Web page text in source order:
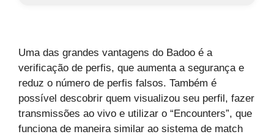
Uma das grandes vantagens do Badoo é a
verificação de perfis, que aumenta a segurança e
reduz o número de perfis falsos. Também é
possível descobrir quem visualizou seu perfil, fazer
transmissões ao vivo e utilizar o “Encounters”, que
funciona de maneira similar ao sistema de match